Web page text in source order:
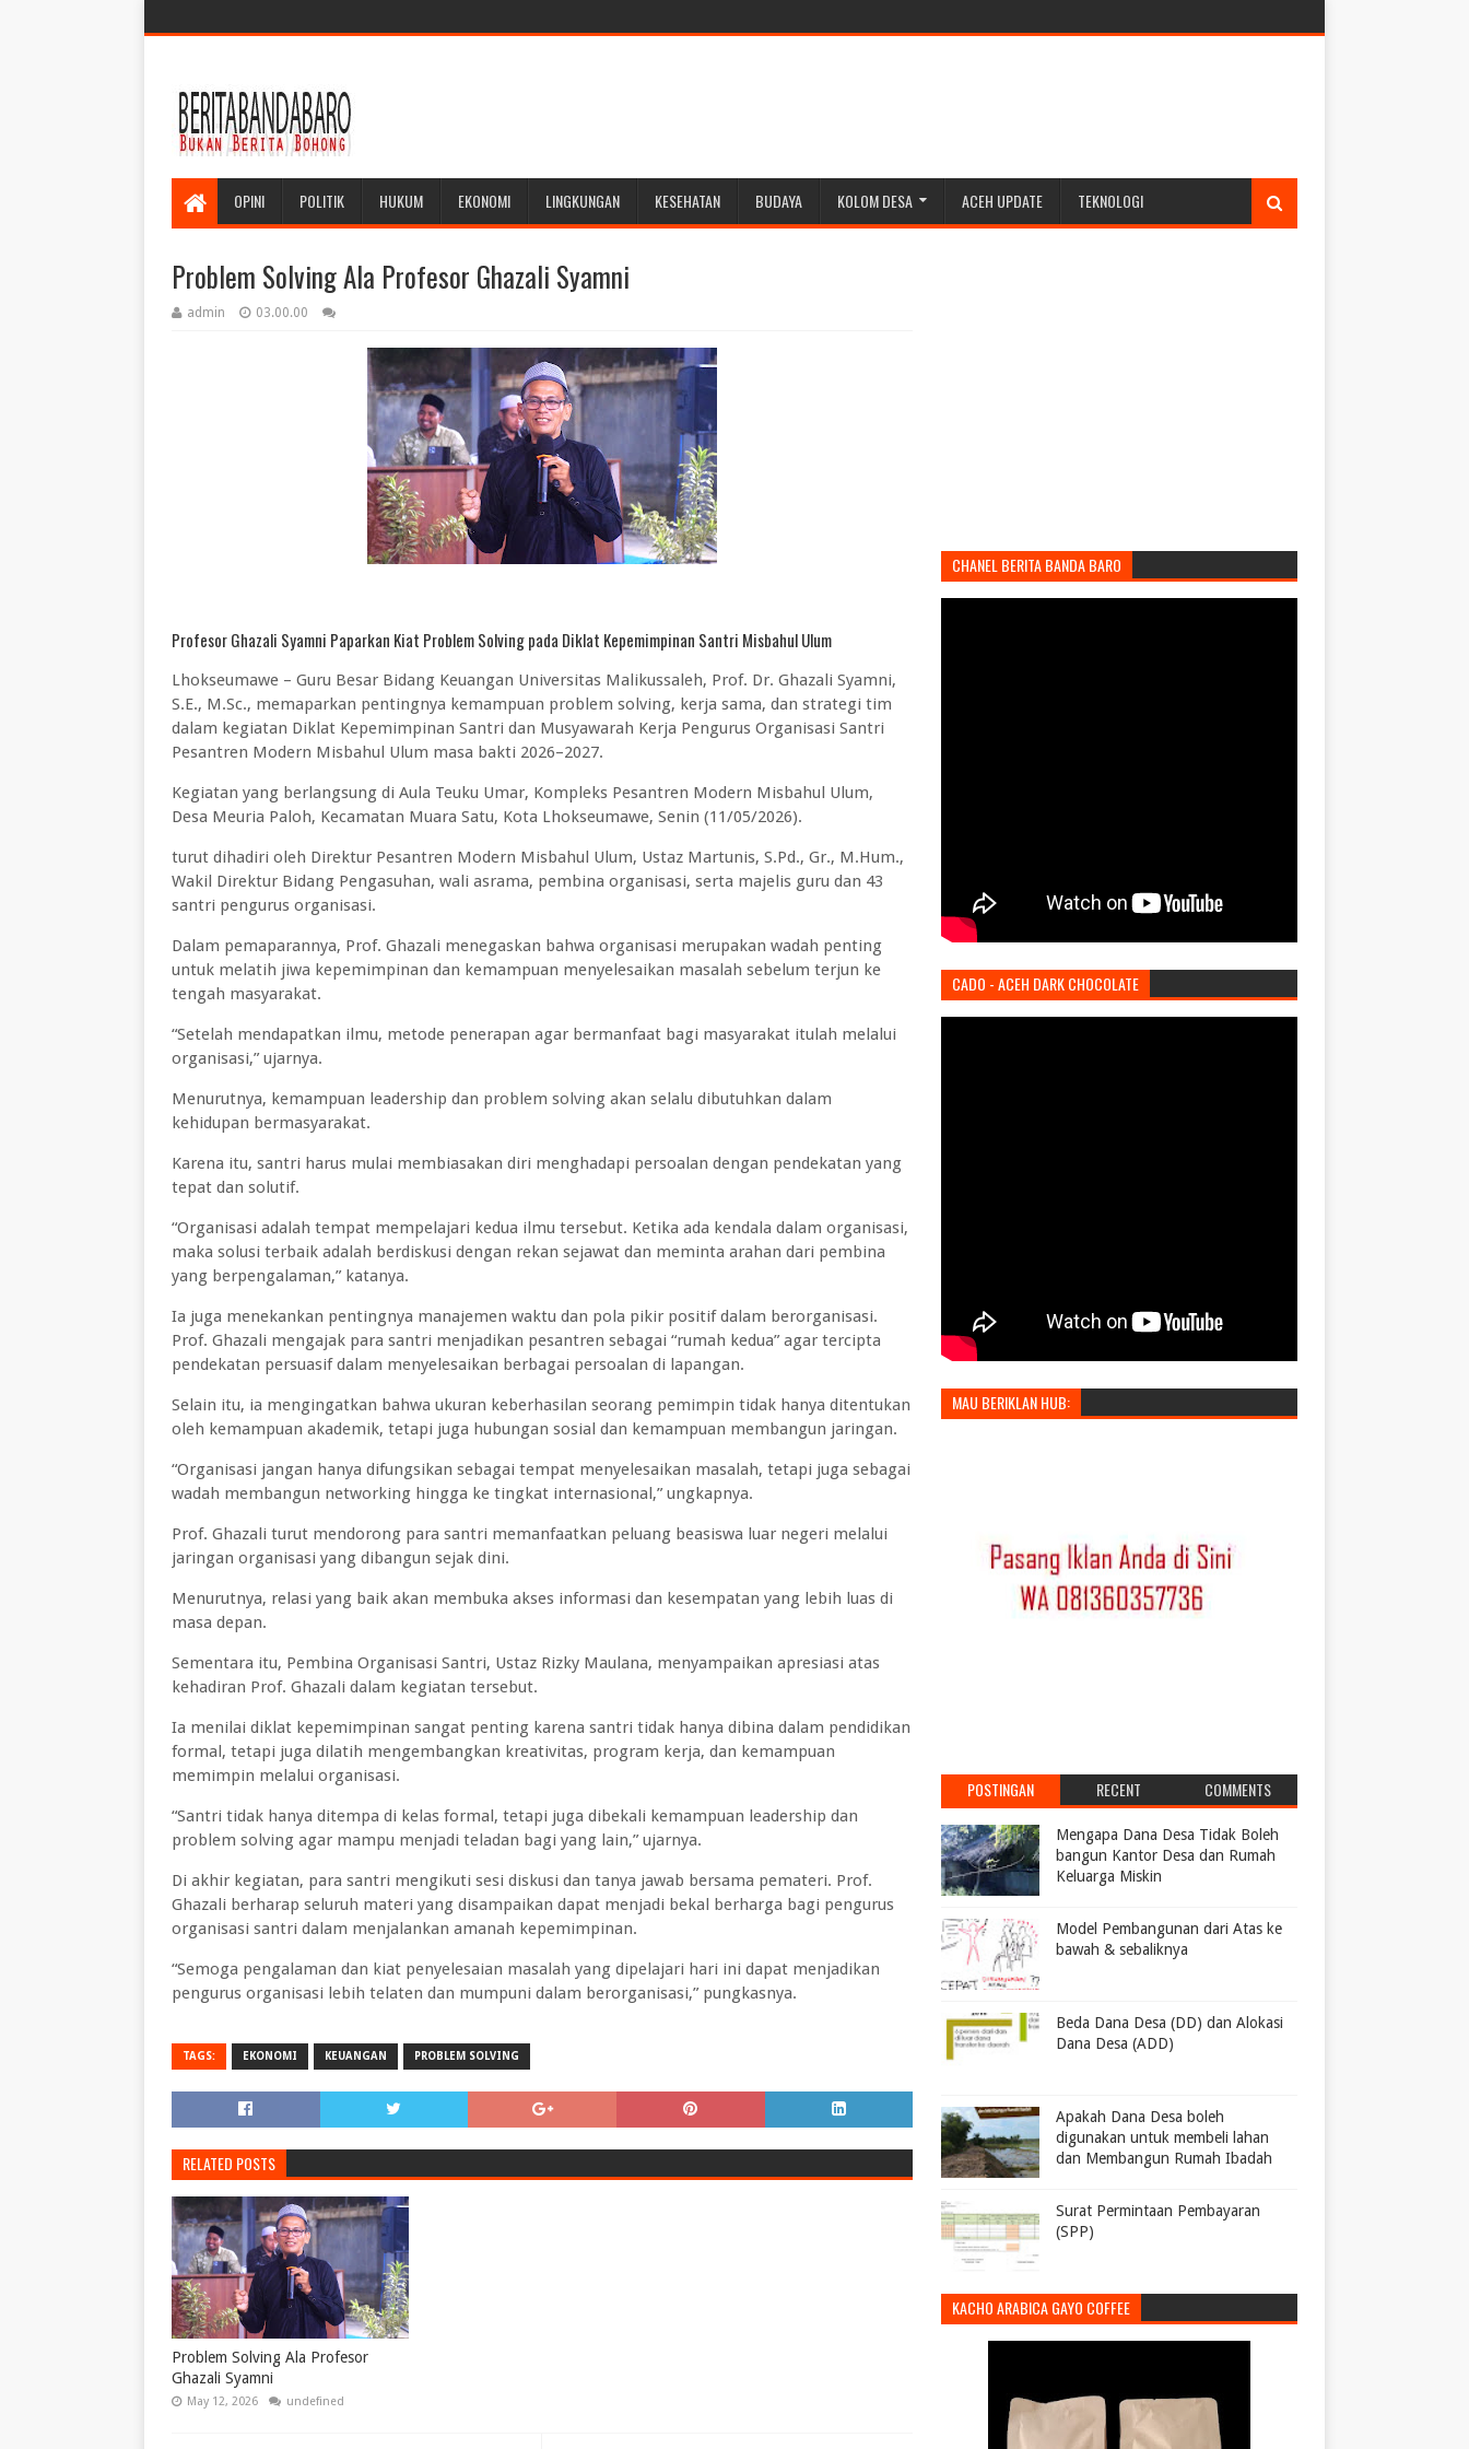
OPINI POLITIK HUKUM EKONOMI LINGKUNGAN KESEHATAN BUDAYA KOLOM DESA ACEH UPDATE TEKNOLOGI
Problem Solving Ala Profesor Ghazali Syamni
admin 03.00.00
Profesor Ghazali Syamni Paparkan Kiat Problem Solving pada Diklat Kepemimpinan Santri Misbahul Ulum
Lhokseumawe – Guru Besar Bidang Keuangan Universitas Malikussaleh, Prof. Dr. Ghazali Syamni,
S.E., M.Sc., memaparkan pentingnya kemampuan problem solving, kerja sama, dan strategi tim
dalam kegiatan Diklat Kepemimpinan Santri dan Musyawarah Kerja Pengurus Organisasi Santri
Pesantren Modern Misbahul Ulum masa bakti 2026–2027.
Kegiatan yang berlangsung di Aula Teuku Umar, Kompleks Pesantren Modern Misbahul Ulum,
Desa Meuria Paloh, Kecamatan Muara Satu, Kota Lhokseumawe, Senin (11/05/2026).
turut dihadiri oleh Direktur Pesantren Modern Misbahul Ulum, Ustaz Martunis, S.Pd., Gr., M.Hum.,
Wakil Direktur Bidang Pengasuhan, wali asrama, pembina organisasi, serta majelis guru dan 43
santri pengurus organisasi.
Dalam pemaparannya, Prof. Ghazali menegaskan bahwa organisasi merupakan wadah penting
untuk melatih jiwa kepemimpinan dan kemampuan menyelesaikan masalah sebelum terjun ke
tengah masyarakat.
“Setelah mendapatkan ilmu, metode penerapan agar bermanfaat bagi masyarakat itulah melalui
organisasi,” ujarnya.
Menurutnya, kemampuan leadership dan problem solving akan selalu dibutuhkan dalam
kehidupan bermasyarakat.
Karena itu, santri harus mulai membiasakan diri menghadapi persoalan dengan pendekatan yang
tepat dan solutif.
“Organisasi adalah tempat mempelajari kedua ilmu tersebut. Ketika ada kendala dalam organisasi,
maka solusi terbaik adalah berdiskusi dengan rekan sejawat dan meminta arahan dari pembina
yang berpengalaman,” katanya.
Ia juga menekankan pentingnya manajemen waktu dan pola pikir positif dalam berorganisasi.
Prof. Ghazali mengajak para santri menjadikan pesantren sebagai “rumah kedua” agar tercipta
pendekatan persuasif dalam menyelesaikan berbagai persoalan di lapangan.
Selain itu, ia mengingatkan bahwa ukuran keberhasilan seorang pemimpin tidak hanya ditentukan
oleh kemampuan akademik, tetapi juga hubungan sosial dan kemampuan membangun jaringan.
“Organisasi jangan hanya difungsikan sebagai tempat menyelesaikan masalah, tetapi juga sebagai
wadah membangun networking hingga ke tingkat internasional,” ungkapnya.
Prof. Ghazali turut mendorong para santri memanfaatkan peluang beasiswa luar negeri melalui
jaringan organisasi yang dibangun sejak dini.
Menurutnya, relasi yang baik akan membuka akses informasi dan kesempatan yang lebih luas di
masa depan.
Sementara itu, Pembina Organisasi Santri, Ustaz Rizky Maulana, menyampaikan apresiasi atas
kehadiran Prof. Ghazali dalam kegiatan tersebut.
Ia menilai diklat kepemimpinan sangat penting karena santri tidak hanya dibina dalam pendidikan
formal, tetapi juga dilatih mengembangkan kreativitas, program kerja, dan kemampuan
memimpin melalui organisasi.
“Santri tidak hanya ditempa di kelas formal, tetapi juga dibekali kemampuan leadership dan
problem solving agar mampu menjadi teladan bagi yang lain,” ujarnya.
Di akhir kegiatan, para santri mengikuti sesi diskusi dan tanya jawab bersama pemateri. Prof.
Ghazali berharap seluruh materi yang disampaikan dapat menjadi bekal berharga bagi pengurus
organisasi santri dalam menjalankan amanah kepemimpinan.
“Semoga pengalaman dan kiat penyelesaian masalah yang dipelajari hari ini dapat menjadikan
pengurus organisasi lebih telaten dan mumpuni dalam berorganisasi,” pungkasnya.
TAGS: EKONOMI KEUANGAN PROBLEM SOLVING
RELATED POSTS
Problem Solving Ala Profesor
Ghazali Syamni
May 12, 2026 undefined
CHANEL BERITA BANDA BARO
CADO - ACEH DARK CHOCOLATE
MAU BERIKLAN HUB:
POSTINGAN
POPULER
RECENT COMMENTS
Mengapa Dana Desa Tidak Boleh
bangun Kantor Desa dan Rumah
Keluarga Miskin
Model Pembangunan dari Atas ke
bawah & sebaliknya
Beda Dana Desa (DD) dan Alokasi
Dana Desa (ADD)
Apakah Dana Desa boleh
digunakan untuk membeli lahan
dan Membangun Rumah Ibadah
Surat Permintaan Pembayaran
(SPP)
KACHO ARABICA GAYO COFFEE